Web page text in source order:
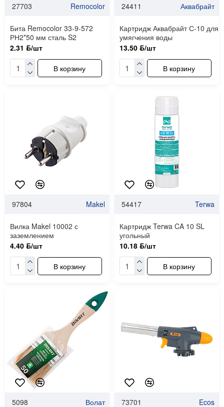
27703 Remocolor
Бита Remocolor 33-9-572
РН2*50 мм сталь S2
2.31 ƃ/шт
В корзину
24411 Аквабрайт
Картридж Аквабрайт С-10 для
умягчения воды
13.50 ƃ/шт
В корзину
97804 Makel
Вилка Makel 10002 с
заземлением
4.40 ƃ/шт
В корзину
54417 Terwa
Картридж Terwa CA 10 SL
угольный
10.18 ƃ/шт
В корзину
5098 Волат 73701 Ecos